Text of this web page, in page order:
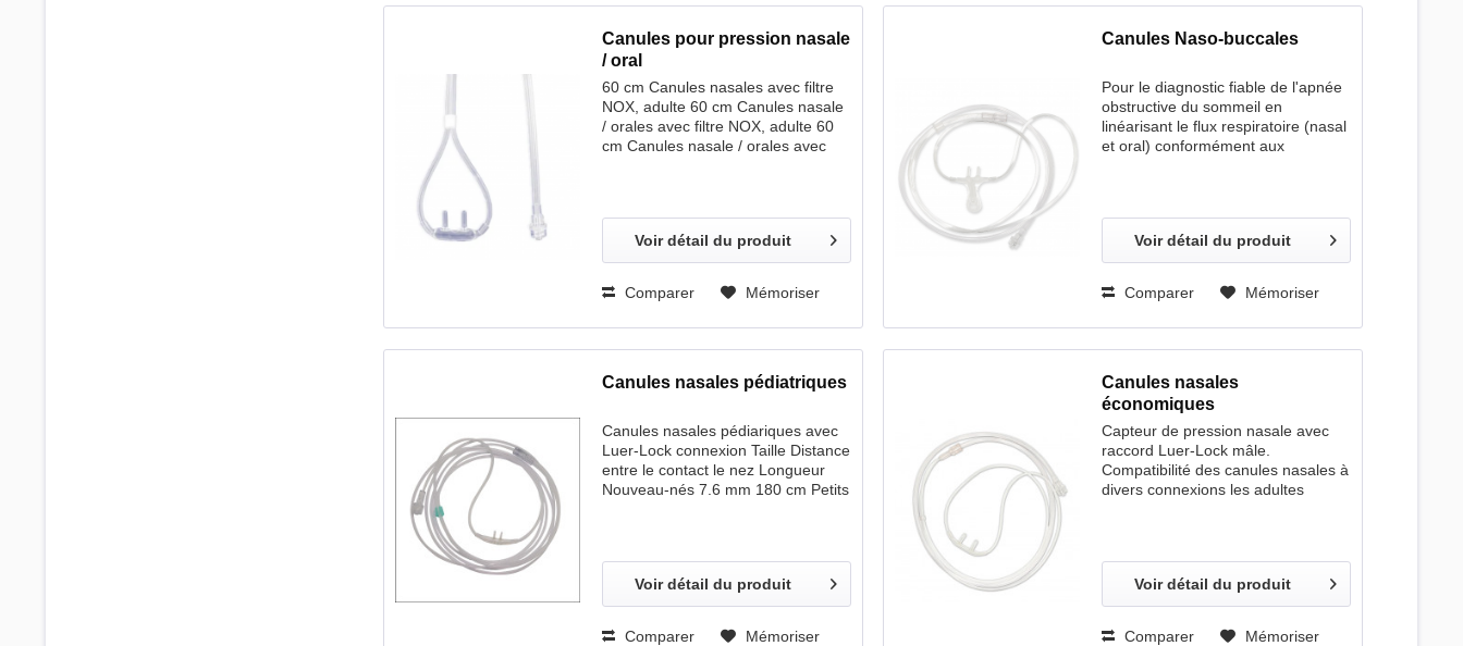
Canules pour pression nasale
/ oral
60 cm Canules nasales avec filtre
NOX, adulte 60 cm Canules nasale
/ orales avec filtre NOX, adulte 60
cm Canules nasale / orales avec
213 cm Canules nasale / orales
avec filtre, adulte 213 cm Canules
nasales avec filtre, pédiatrique
Voir détail du produit
Comparer Mémoriser
Canules Naso-buccales
Pour le diagnostic fiable de l'apnée
obstructive du sommeil en
linéarisant le flux respiratoire (nasal
et oral) conformément aux
Longeur Quantité 60 cm 100 pcs.
180 cm 50 pcs.
Voir détail du produit
Comparer Mémoriser
Canules nasales pédiatriques
Canules nasales pédiariques avec
Luer-Lock connexion Taille Distance
entre le contact le nez Longueur
Nouveau-nés 7.6 mm 180 cm Petits
Voir détail du produit
Comparer Mémoriser
Canules nasales
économiques
Capteur de pression nasale avec
raccord Luer-Lock mâle.
Compatibilité des canules nasales à
divers connexions les adultes
Voir détail du produit
Comparer Mémoriser